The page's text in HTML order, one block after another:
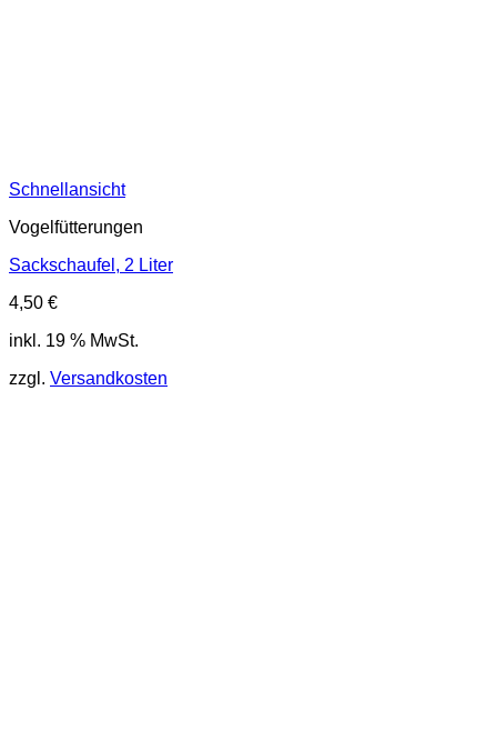
Schnellansicht
Vogelfütterungen
Sackschaufel, 2 Liter
4,50 €
inkl. 19 % MwSt.
zzgl. Versandkosten